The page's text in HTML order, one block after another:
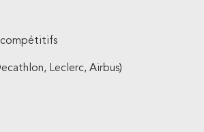
compétitifs
Leclerc, Airbus)